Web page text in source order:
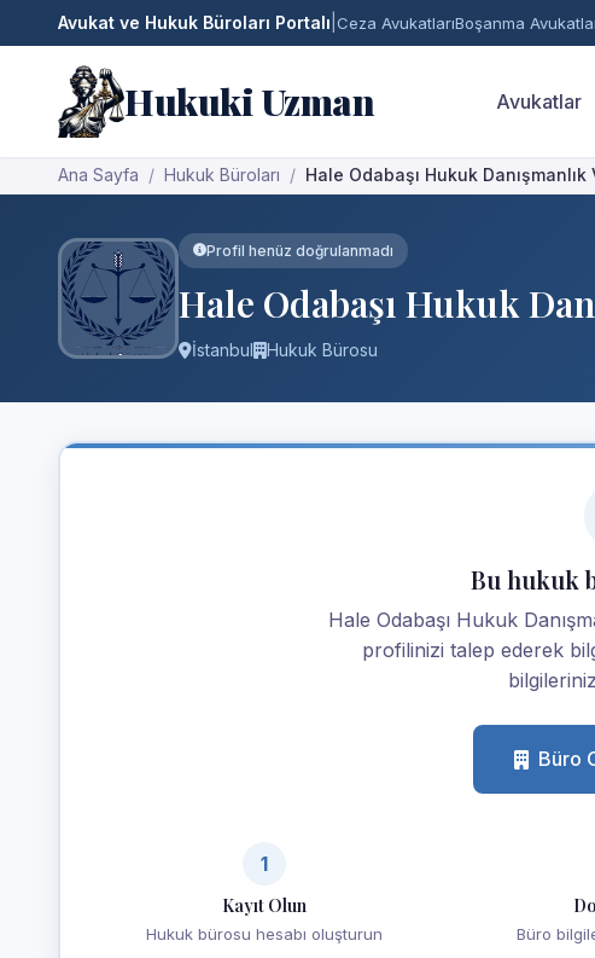
Avukat ve Hukuk Büroları Portalı Ceza AvukatlarıBoşanma
Hukuki Uzman Avukatlar
Ana Sayfa Hukuk Büroları Hale Odabaşı Hukuk
Profil henüz doğrulanmadı
Hale Odabaşı Hukuk
İstanbul Hukuk Bürosu
Bu hukuk
Hale Odabaşı Hukuk
profilinizi talep ederek
Büro
1
Kayıt Olun
Hukuk bürosu hesabı oluşturun Büro